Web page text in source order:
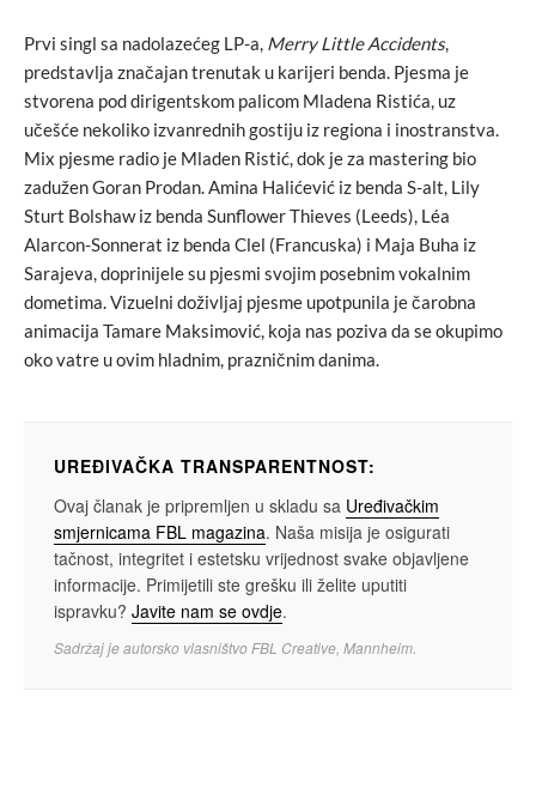
Prvi singl sa nadolazećeg LP-a, Merry Little Accidents,
predstavlja značajan trenutak u karijeri benda. Pjesma je
stvorena pod dirigentskom palicom Mladena Ristića, uz
učešće nekoliko izvanrednih gostiju iz regiona i inostranstva.
Mix pjesme radio je Mladen Ristić, dok je za mastering bio
zadužen Goran Prodan. Amina Halićević iz benda S-alt, Lily
Sturt Bolshaw iz benda Sunflower Thieves (Leeds), Léa
Alarcon-Sonnerat iz benda Clel (Francuska) i Maja Buha iz
Sarajeva, doprinijele su pjesmi svojim posebnim vokalnim
dometima. Vizuelni doživljaj pjesme upotpunila je čarobna
animacija Tamare Maksimović, koja nas poziva da se okupimo
oko vatre u ovim hladnim, prazničnim danima.
UREĐIVAČKA TRANSPARENTNOST:
Ovaj članak je pripremljen u skladu sa Uređivačkim
smjernicama FBL magazina. Naša misija je osigurati
tačnost, integritet i estetsku vrijednost svake objavljene
informacije. Primijetili ste grešku ili želite uputiti
ispravku? Javite nam se ovdje.
Sadržaj je autorsko vlasništvo FBL Creative, Mannheim.